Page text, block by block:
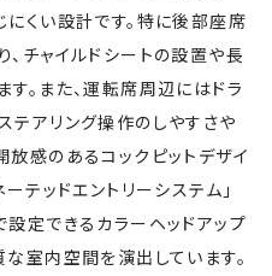
くい設計です。特に後部座席
チャイルドシートの設置や長
。また、運転席周辺にはドラ
テアリング操作のしやすさや
感のあるコックピットデザイ
テッドエントリーシステム」
定できるカラーヘッドアップ
室内空間を演出しています。